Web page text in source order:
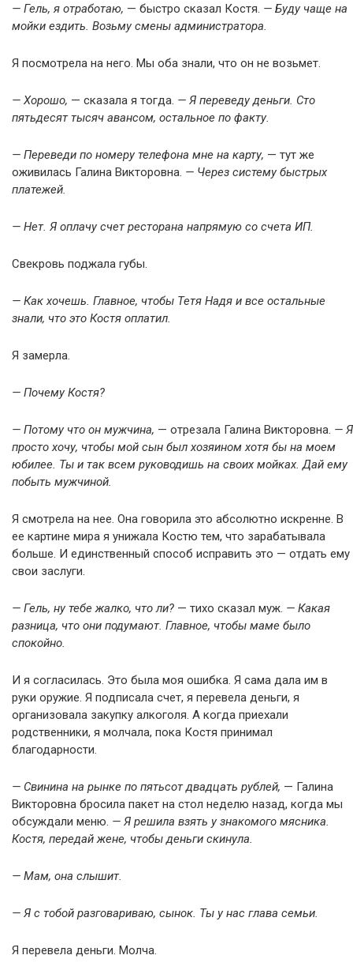
— Гель, я отработаю, — быстро сказал Костя. — Буду чаще на
мойки ездить. Возьму смены администратора.
Я посмотрела на него. Мы оба знали, что он не возьмет.
— Хорошо, — сказала я тогда. — Я переведу деньги. Сто
пятьдесят тысяч авансом, остальное по факту.
— Переведи по номеру телефона мне на карту, — тут же
оживилась Галина Викторовна. — Через систему быстрых
платежей.
— Нет. Я оплачу счет ресторана напрямую со счета ИП.
Свекровь поджала губы.
— Как хочешь. Главное, чтобы Тетя Надя и все остальные
знали, что это Костя оплатил.
Я замерла.
— Почему Костя?
— Потому что он мужчина, — отрезала Галина Викторовна. — Я
просто хочу, чтобы мой сын был хозяином хотя бы на моем
юбилее. Ты и так всем руководишь на своих мойках. Дай ему
побыть мужчиной.
Я смотрела на нее. Она говорила это абсолютно искренне. В
ее картине мира я унижала Костю тем, что зарабатывала
больше. И единственный способ исправить это — отдать ему
свои заслуги.
— Гель, ну тебе жалко, что ли? — тихо сказал муж. — Какая
разница, что они подумают. Главное, чтобы маме было
спокойно.
И я согласилась. Это была моя ошибка. Я сама дала им в
руки оружие. Я подписала счет, я перевела деньги, я
организовала закупку алкоголя. А когда приехали
родственники, я молчала, пока Костя принимал
благодарности.
— Свинина на рынке по пятьсот двадцать рублей, — Галина
Викторовна бросила пакет на стол неделю назад, когда мы
обсуждали меню. — Я решила взять у знакомого мясника.
Костя, передай жене, чтобы деньги скинула.
— Мам, она слышит.
— Я с тобой разговариваю, сынок. Ты у нас глава семьи.
Я перевела деньги. Молча.